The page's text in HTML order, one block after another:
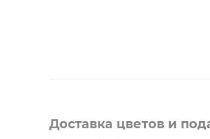
Доставка цветов и